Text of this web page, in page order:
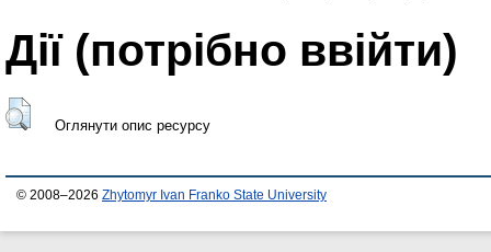
Дії ​​(потрібно ввійти)
Оглянути опис ресурсу
© 2008–2026 Zhytomyr Ivan Franko State University